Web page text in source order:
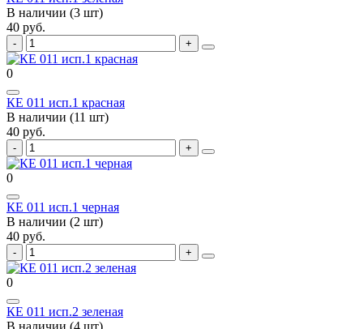
В наличии (3 шт)
40 руб.
0
КЕ 011 исп.1 красная
В наличии (11 шт)
40 руб.
0
КЕ 011 исп.1 черная
В наличии (2 шт)
40 руб.
0
КЕ 011 исп.2 зеленая